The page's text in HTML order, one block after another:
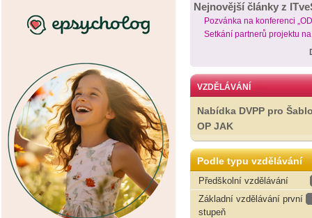
Nejnovější články z
Pozvánka na konferenci
Setkání partnerů projektu
VZDĚLÁVÁNÍ
Nabídka DVPP pro
OP JAK
Podle typu vzdělávání
Předškolní vzdělávání
Základní vzdělávání první
stupeň